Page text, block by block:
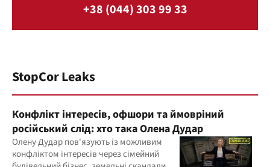
+38 (044) 303 99 33
StopCor Leaks
Конфлікт інтересів, офшори та ймовріний
російський слід: хто така Олена Дудар
Олену Дудар пов'язують із можливим
конфліктом інтересів через сімейний